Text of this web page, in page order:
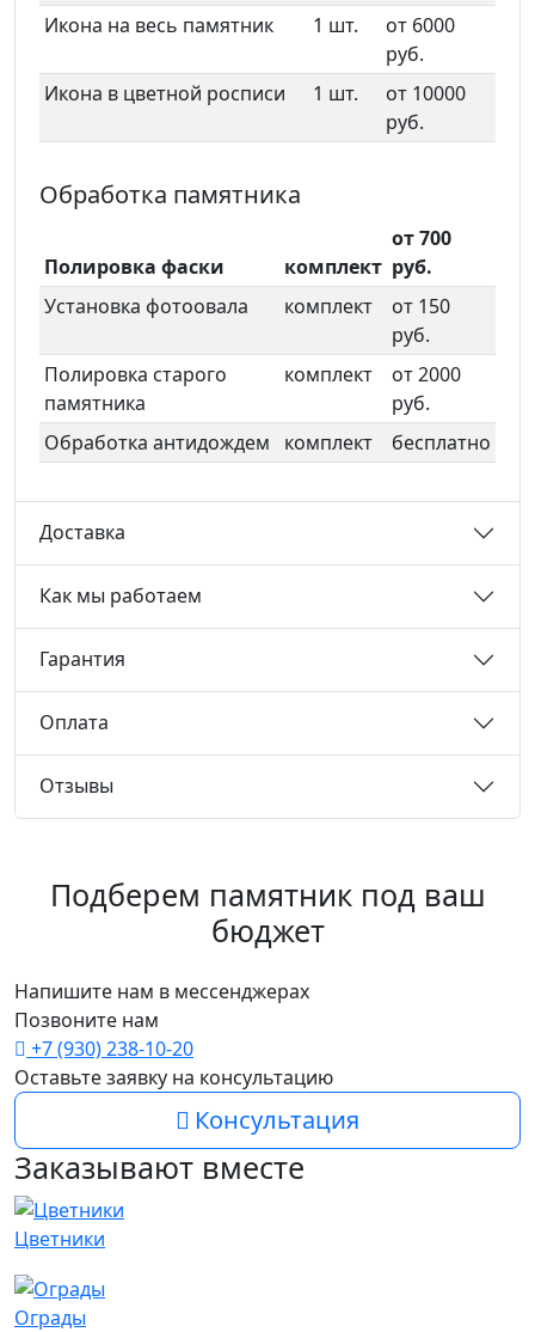
Икона на весь памятник 1 шт.
от 6000
руб.
Икона в цветной росписи
1 шт.
от 10000
руб.
Обработка памятника
Полировка фаски комплект
от 700
руб.
Установка фотоовала
комплект
от 150
руб.
Полировка старого
памятника
комплект
от 2000
руб.
Обработка антидождем
комплект бесплатно
Доставка
Как мы работаем
Гарантия
Оплата
Отзывы
Подберем памятник под ваш
бюджет
Напишите нам в мессенджерах
Позвоните нам
+7 (930) 238-10-20
Оставьте заявку на консультацию
Консультация
Заказывают вместе
Цветники
Ограды